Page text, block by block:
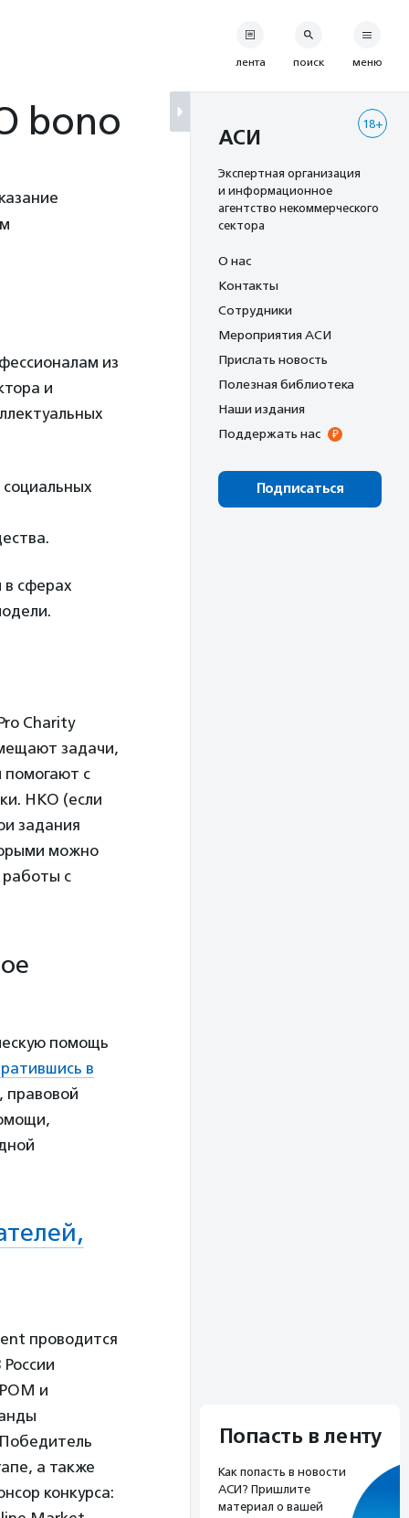
bono
из
и
в сферах
Charity
задачи,
помогают с
НКО (если
задания
можно
работы с
помощь
в
правовой
проводится
и
а также
конкурса:
лента поиск меню
18+
АСИ
Экспертная организация
и информационное
агентство некоммерческого
сектора
О нас
Контакты
Сотрудники
Мероприятия АСИ
Прислать новость
Полезная библиотека
Наши издания
Поддержать нас
Подписаться
Попасть в ленту
Как попасть в новости
АСИ? Пришлите
материал о вашей